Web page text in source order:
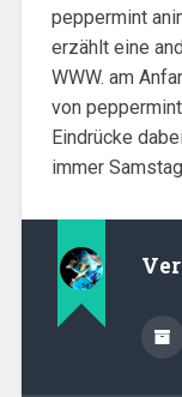
peppermint
erzählt eine
WWW. am
von
Eindrücke
immer